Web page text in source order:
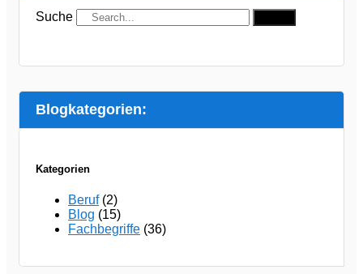
Suche
Blogkategorien:
Kategorien
Beruf(2)
Blog (15)
Fachbegriffe (36)